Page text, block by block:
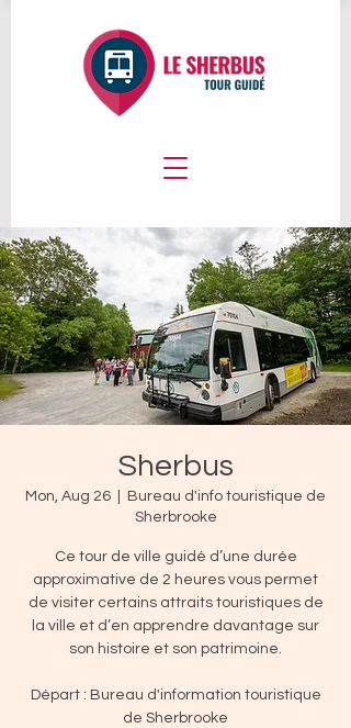
Sherbus
Mon, Aug 26
Bureau d'info touristique de
Sherbrooke
Ce tour de ville guidé d’une durée
approximative de 2 heures vous permet
de visiter certains attraits touristiques de
la ville et d’en apprendre davantage sur
son histoire et son patrimoine.
Départ : Bureau d'information touristique
de Sherbrooke